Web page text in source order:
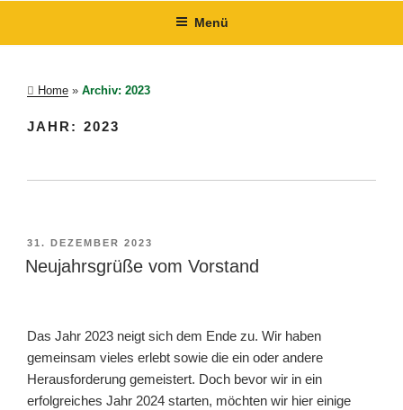
Menü
Home » Archiv: 2023
JAHR: 2023
VERÖFFENTLICHT
AM
31. DEZEMBER 2023
Neujahrsgrüße vom Vorstand
Das Jahr 2023 neigt sich dem Ende zu. Wir haben
gemeinsam vieles erlebt sowie die ein oder andere
Herausforderung gemeistert. Doch bevor wir in ein
erfolgreiches Jahr 2024 starten, möchten wir hier einige